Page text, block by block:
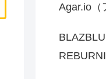
Agar.io（